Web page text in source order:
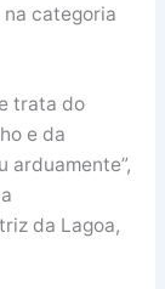
categoria
trata do
e da
arduamente”,
da Lagoa,